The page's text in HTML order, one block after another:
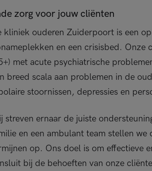
zorg voor jouw cliënten
kliniek ouderen Zuiderpoort is een
en een crisisbed. Onze
met acute psychiatrische
breed scala aan problemen in de
stoornissen, depressies en
streven ernaar de juiste
en een ambulant team stellen
op. Ons doel is om effectieve
bij de behoeften van onze